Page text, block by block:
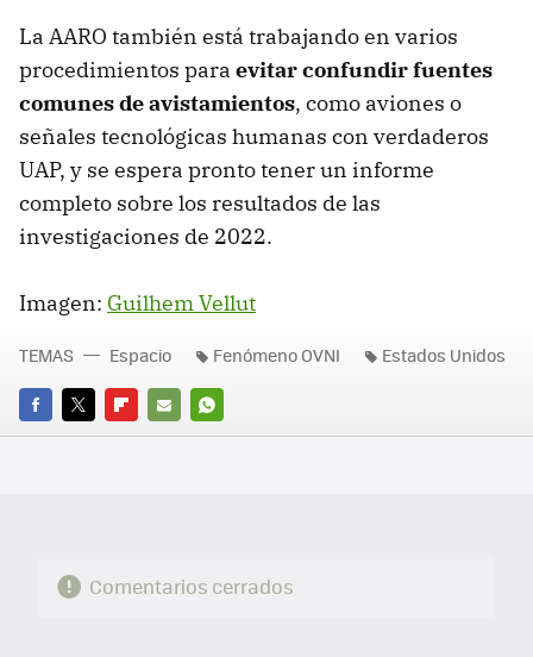
La AARO también está trabajando en varios
procedimientos para evitar confundir fuentes
comunes de avistamientos, como aviones o
señales tecnológicas humanas con verdaderos
UAP, y se espera pronto tener un informe
completo sobre los resultados de las
investigaciones de 2022.
Imagen: Guilhem Vellut
FACEBOOK
TWITTERFLIPBOARD
E-
WHATSAPP
TEMAS Espacio Fenómeno OVNI Estados Unidos
Comentarios cerrados